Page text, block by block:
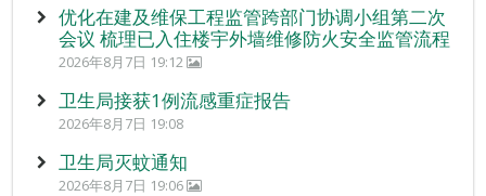
优化在建及维保工程监管跨部门协调小组第二次
会议 梳理已入住楼宇外墙维修防火安全监管流程
2026年8月7日 19:12
卫生局接获1例流感重症报告
2026年8月7日 19:08
卫生局灭蚊通知
2026年8月7日 19:06